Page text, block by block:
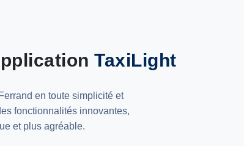
TaxiLight
en toute simplicité et
fonctionnalités innovantes,
et plus agréable.